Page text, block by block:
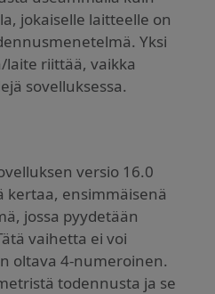
jokaiselle laitteelle on
Yksi
riittää, vaikka
sovelluksessa.
versio 16.0
kertaa, ensimmäisenä
jossa pyydetään
vaihetta ei voi
oltava 4-numeroinen.
todennusta ja se